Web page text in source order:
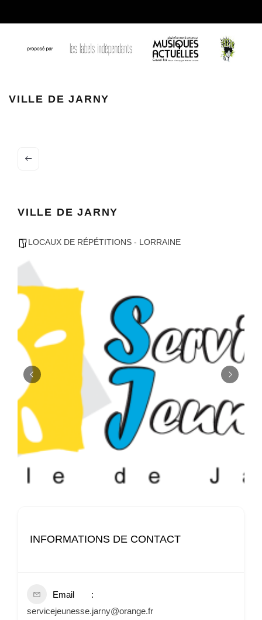
VILLE DE JARNY
VILLE DE JARNY
LOCAUX DE RÉPÉTITIONS - LORRAINE
INFORMATIONS DE CONTACT
Email
servicejeunesse.jarny@orange.fr